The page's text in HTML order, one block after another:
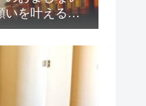
いを叶えるア